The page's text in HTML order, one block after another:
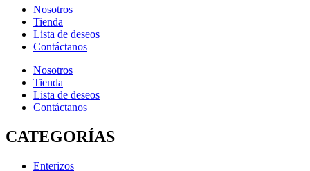
Nosotros
Tienda
Lista de deseos
Contáctanos
Nosotros
Tienda
Lista de deseos
Contáctanos
CATEGORÍAS
Enterizos